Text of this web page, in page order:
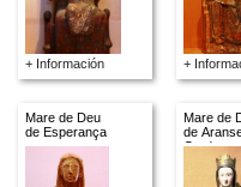
+ Información +
Mare de Deu
de Esperança
Mare de
de
Cerdanya